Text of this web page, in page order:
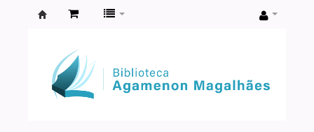
Agamenon
Magalhães